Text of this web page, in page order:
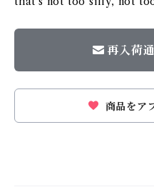
再入荷
商品をア